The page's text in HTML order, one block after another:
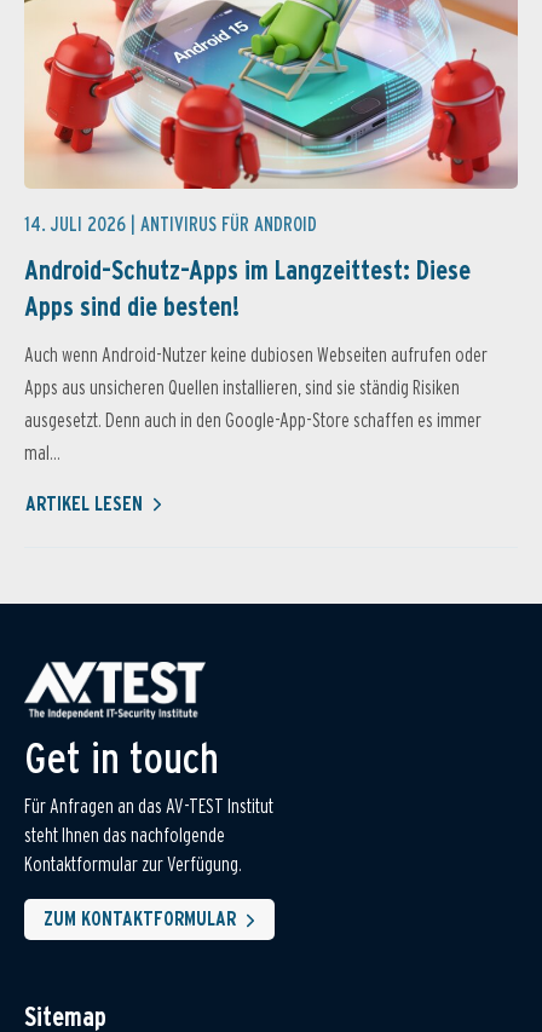
14. JULI 2026 | ANTIVIRUS FÜR ANDROID
Android-Schutz-Apps im Langzeittest: Diese
Apps sind die besten!
Auch wenn Android-Nutzer keine dubiosen Webseiten aufrufen oder
Apps aus unsicheren Quellen installieren, sind sie ständig Risiken
ausgesetzt. Denn auch in den Google-App-Store schaffen es immer
mal...
ARTIKEL LESEN
Get in touch
Für Anfragen an das AV-TEST Institut
steht Ihnen das nachfolgende
Kontaktformular zur Verfügung.
ZUM KONTAKTFORMULAR
Sitemap